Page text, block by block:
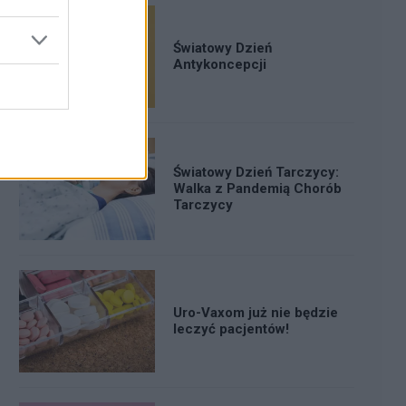
Światowy Dzień
Antykoncepcji
Światowy Dzień Tarczycy:
Walka z Pandemią Chorób
Tarczycy
Uro-Vaxom już nie będzie
leczyć pacjentów!